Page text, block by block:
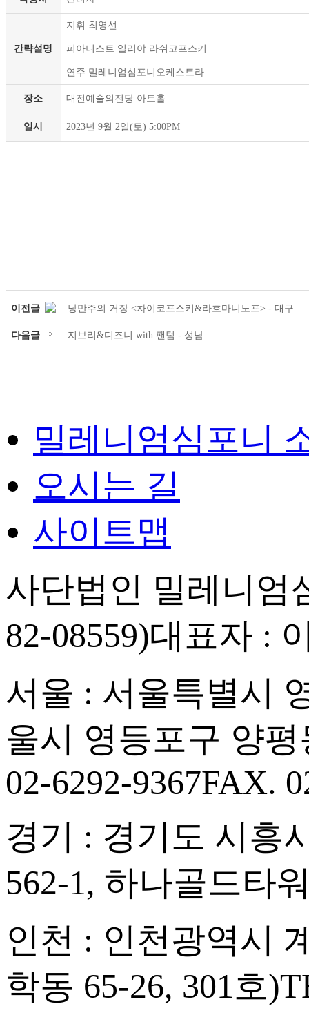
간략설명
지휘 최영선
피아니스트 일리야 라쉬코프스키
연주 밀레니엄심포니오케스트라
장소 대전예술의전당 아트홀
일시 2023년 9월 2일(토) 5:00PM
이전글 낭만주의 거장 <차이코프스키&라흐마니노프> - 대구
다음글 지브리&디즈니 with 팬텀 - 성남
밀레니엄심포니
오시는 길
사이트맵
사단법인 밀레니엄
82-08559)대표자 :
서울 : 서울특별시
울시 영등포구 양
02-6292-9367FAX.
경기 : 경기도 시흥
562-1, 하나골드타
인천 : 인천광역시
학동 65-26, 301호)